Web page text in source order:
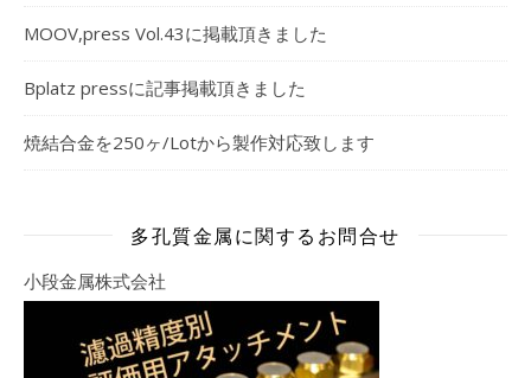
MOOV,press Vol.43に掲載頂きました
Bplatz pressに記事掲載頂きました
焼結合金を250ヶ/Lotから製作対応致します
多孔質金属に関するお問合せ
小段金属株式会社